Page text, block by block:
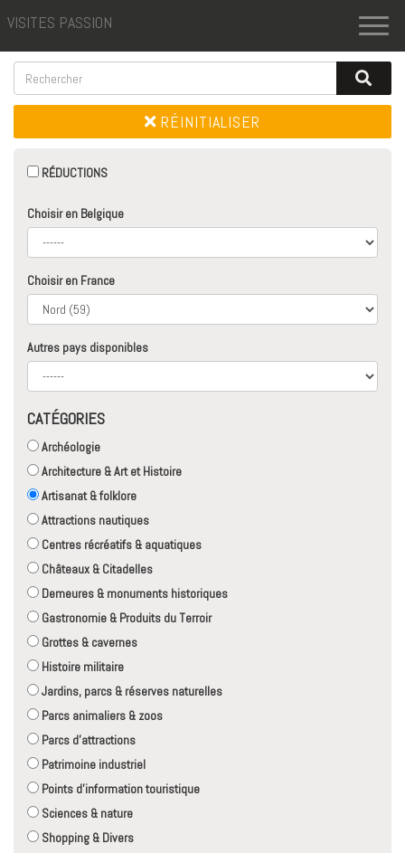
VISITES PASSION
RÉINITIALISER
RÉDUCTIONS
Choisir en Belgique
Choisir en France
Autres pays disponibles
CATÉGORIES
Archéologie
Architecture & Art et Histoire
Artisanat & folklore
Attractions nautiques
Centres récréatifs & aquatiques
Châteaux & Citadelles
Demeures & monuments historiques
Gastronomie & Produits du Terroir
Grottes & cavernes
Histoire militaire
Jardins, parcs & réserves naturelles
Parcs animaliers & zoos
Parcs d'attractions
Patrimoine industriel
Points d'information touristique
Sciences & nature
Shopping & Divers